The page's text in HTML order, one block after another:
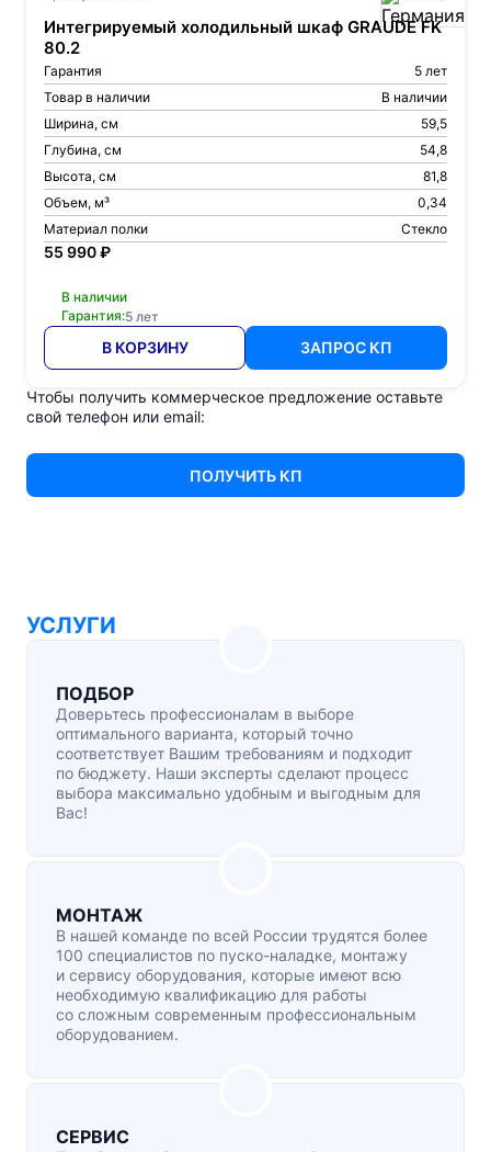
Интегрируемый холодильный шкаф GRAUDE FK
80.2
Гарантия
5 лет
Товар в наличии
В наличии
Ширина, см
59,5
Глубина, см
54,8
Высота, см
81,8
Объем, м³
0,34
Материал полки
Стекло
55 990 ₽
В наличии
Гарантия:5 лет
В КОРЗИНУ ЗАПРОС КП
Чтобы получить коммерческое предложение оставьте
свой телефон или email:
ПОЛУЧИТЬ КП
УСЛУГИ
ПОДБОР
Доверьтесь профессионалам в выборе
оптимального варианта, который точно
соответствует Вашим требованиям и подходит
по бюджету. Наши эксперты сделают процесс
выбора максимально удобным и выгодным для
Вас!
МОНТАЖ
В нашей команде по всей России трудятся более
100 специалистов по пуско-наладке, монтажу
и сервису оборудования, которые имеют всю
необходимую квалификацию для работы
со сложным современным профессиональным
оборудованием.
СЕРВИС